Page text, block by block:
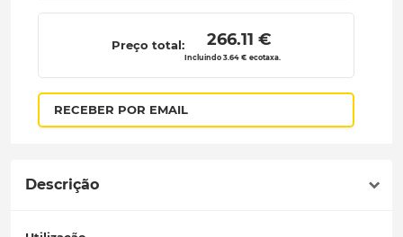
Preço total: 266.11 €
Incluindo 3.64 € ecotaxa.
RECEBER POR EMAIL
Descrição